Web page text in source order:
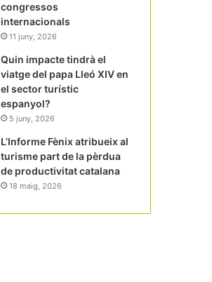
congressos
internacionals
11 juny, 2026
Quin impacte tindrà el
viatge del papa Lleó XIV en
el sector turístic
espanyol?
5 juny, 2026
L’Informe Fènix atribueix al
turisme part de la pèrdua
de productivitat catalana
18 maig, 2026